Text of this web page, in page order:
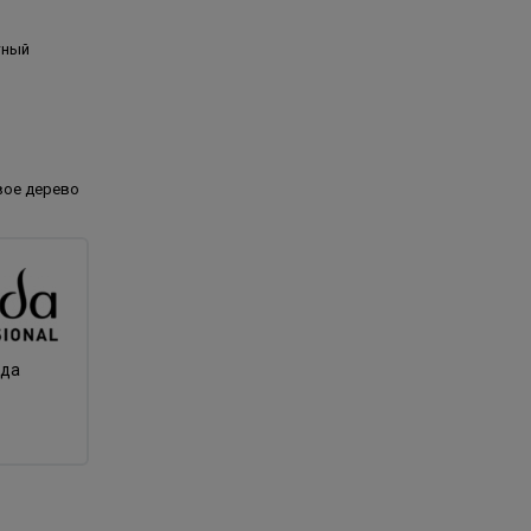
дерево